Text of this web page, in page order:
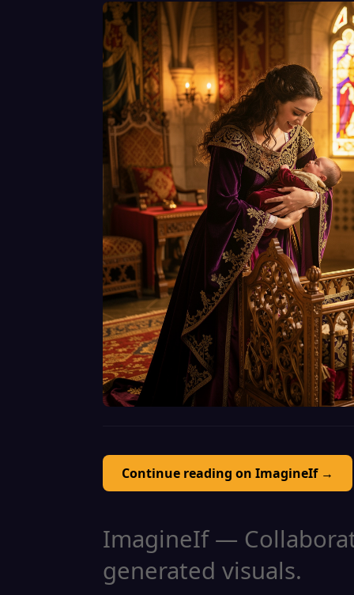
Continue reading on ImagineIf →
ImagineIf —
generated visuals.